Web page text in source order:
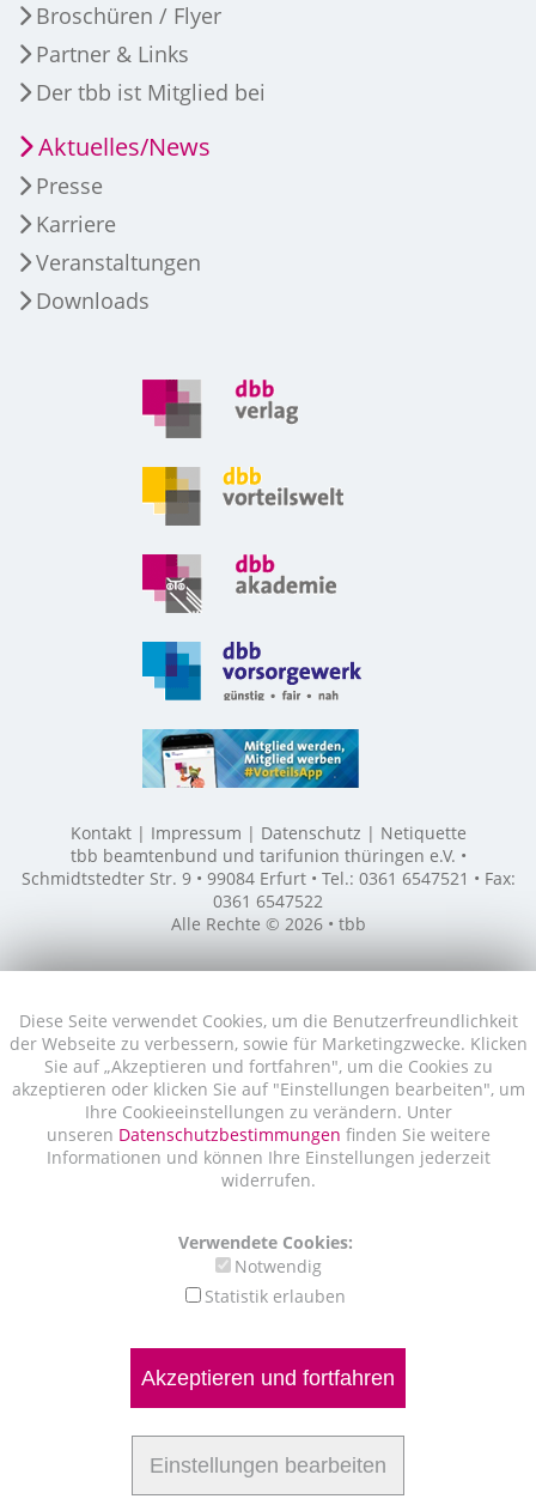
Diese Seite verwendet Cookies, um die Benutzerfreundlichkeit
der Webseite zu verbessern, sowie für Marketingzwecke. Klicken
Sie auf „Akzeptieren und fortfahren", um die Cookies zu
akzeptieren oder klicken Sie auf "Einstellungen bearbeiten", um
Ihre Cookieeinstellungen zu verändern. Unter
unseren Datenschutzbestimmungen finden Sie weitere
Informationen und können Ihre Einstellungen jederzeit
widerrufen.
Verwendete Cookies:
Notwendig
Statistik erlauben
Akzeptieren und fortfahren
Einstellungen bearbeiten
Broschüren / Flyer
Partner & Links
Der tbb ist Mitglied bei
Aktuelles/News
Presse
Karriere
Veranstaltungen
Downloads
Kontakt Impressum Datenschutz
Netiquette
tbb beamtenbund und tarifunion thüringen e.V. •
Schmidtstedter Str. 9 • 99084 Erfurt • Tel.: 0361 6547521 • Fax:
0361 6547522
Alle Rechte © 2026 • tbb